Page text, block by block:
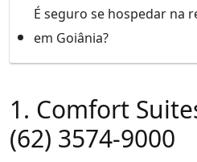
É seguro se hospedar na
em Goiânia?
1. Comfort
(62) 3574-9000